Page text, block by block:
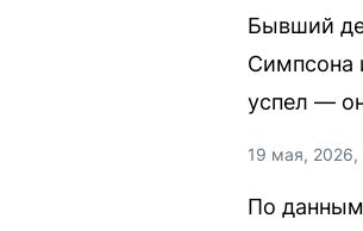
Бывший
Симпсона
успел —
19 мая, 2026,
По